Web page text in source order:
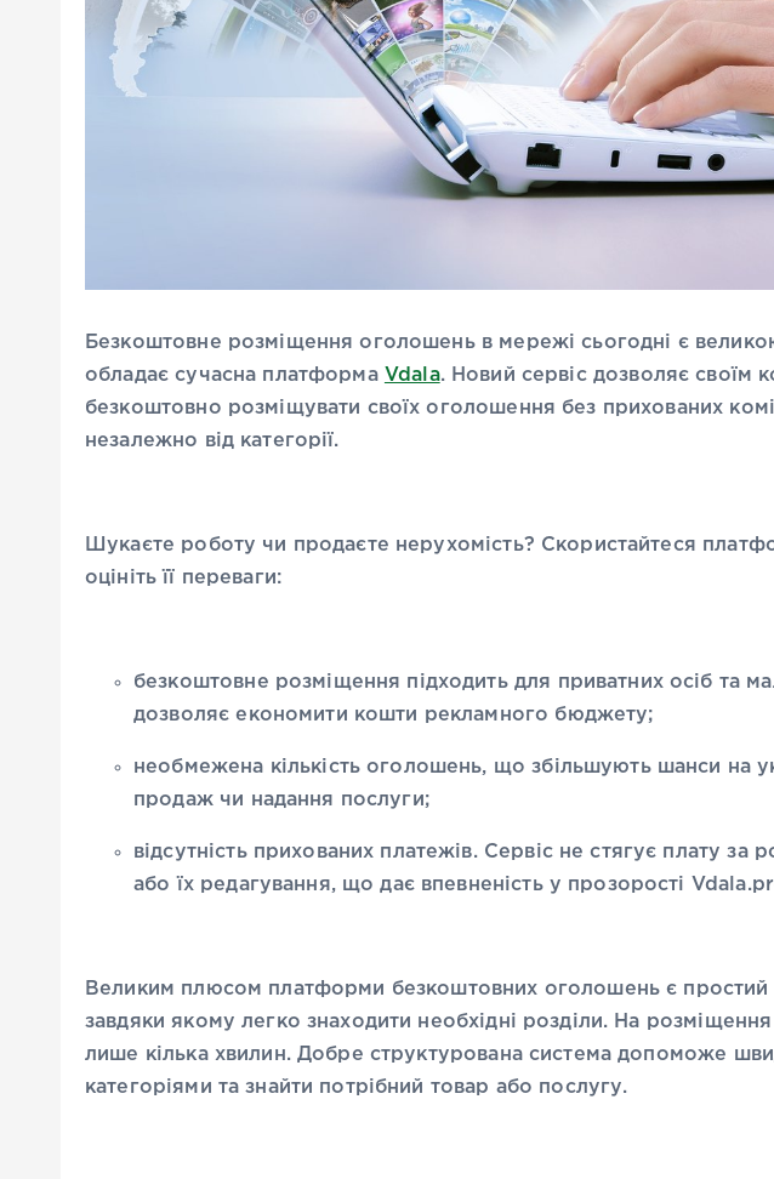
Безкоштовне розміщення оголошень в мережі сьогодні є
обладає сучасна платформа Vdala. Новий сервіс дозволяє своїм
безкоштовно розміщувати своїх оголошення без прихованих
незалежно від категорії.
Шукаєте роботу чи продаєте нерухомість? Скористайтеся
оцініть її переваги:
безкоштовне розміщення підходить для приватних осіб та
дозволяє економити кошти рекламного бюджету;
необмежена кількість оголошень, що збільшують шанси на
продаж чи надання послуги;
відсутність прихованих платежів. Сервіс не стягує плату
або їх редагування, що дає впевненість у прозорості
Великим плюсом платформи безкоштовних оголошень є простий
завдяки якому легко знаходити необхідні розділи. На
лише кілька хвилин. Добре структурована система допоможе
категоріями та знайти потрібний товар або послугу.